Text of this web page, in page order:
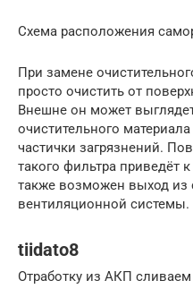
Схема расположения
При замене
просто очистить от
Внешне он может
очистительного
частички загрязнений.
такого фильтра приведёт
также возможен выход из
вентиляционной системы.
tiidato8
Отработку из АКП